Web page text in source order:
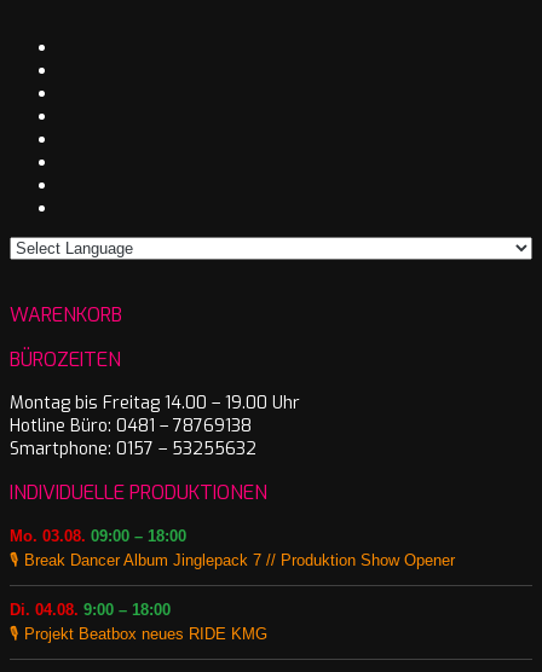
WARENKORB
BÜROZEITEN
Montag bis Freitag 14.00 – 19.00 Uhr
Hotline Büro: 0481 – 78769138
Smartphone: 0157 – 53255632
INDIVIDUELLE PRODUKTIONEN
Mo. 03.08. 09:00 – 18:00
🎙️ Break Dancer Album Jinglepack 7 // Produktion Show Opener
Di. 04.08. 9:00 – 18:00
🎙️ Projekt Beatbox neues RIDE KMG